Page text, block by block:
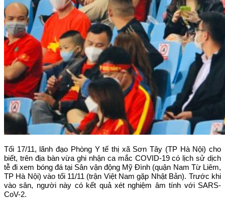
Tối 17/11, lãnh đạo Phòng Y tế thị xã Sơn Tây (TP Hà Nội) cho
biết, trên địa bàn vừa ghi nhận ca mắc COVID-19 có lịch sử dịch
tễ đi xem bóng đá tại Sân vận động Mỹ Đình (quận Nam Từ Liêm,
TP Hà Nội) vào tối 11/11 (trận Việt Nam gặp Nhật Bản). Trước khi
vào sân, người này có kết quả xét nghiệm âm tính với SARS-
CoV-2.